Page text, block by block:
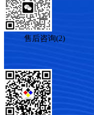
售后咨询(2)